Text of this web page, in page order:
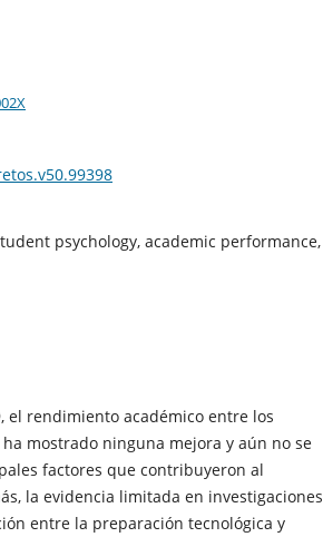
psychology, academic performance,
el rendimiento académico entre los
mostrado ninguna mejora y aún no se
factores que contribuyeron al
la evidencia limitada en investigaciones
entre la preparación tecnológica y